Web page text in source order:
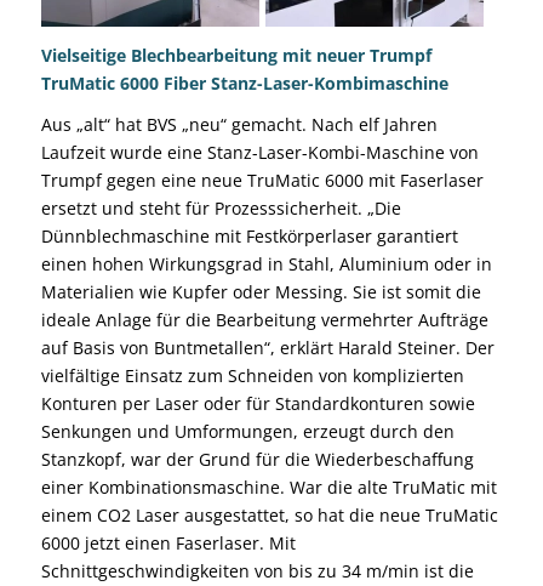
Vielseitige Blechbearbeitung mit neuer Trumpf
TruMatic 6000 Fiber Stanz-Laser-Kombimaschine
Aus „alt“ hat BVS „neu“ gemacht. Nach elf Jahren
Laufzeit wurde eine Stanz-Laser-Kombi-Maschine von
Trumpf gegen eine neue TruMatic 6000 mit Faserlaser
ersetzt und steht für Prozesssicherheit. „Die
Dünnblechmaschine mit Festkörperlaser garantiert
einen hohen Wirkungsgrad in Stahl, Aluminium oder in
Materialien wie Kupfer oder Messing. Sie ist somit die
ideale Anlage für die Bearbeitung vermehrter Aufträge
auf Basis von Buntmetallen“, erklärt Harald Steiner. Der
vielfältige Einsatz zum Schneiden von komplizierten
Konturen per Laser oder für Standardkonturen sowie
Senkungen und Umformungen, erzeugt durch den
Stanzkopf, war der Grund für die Wiederbeschaffung
einer Kombinationsmaschine. War die alte TruMatic mit
einem CO2 Laser ausgestattet, so hat die neue TruMatic
6000 jetzt einen Faserlaser. Mit
Schnittgeschwindigkeiten von bis zu 34 m/min ist die